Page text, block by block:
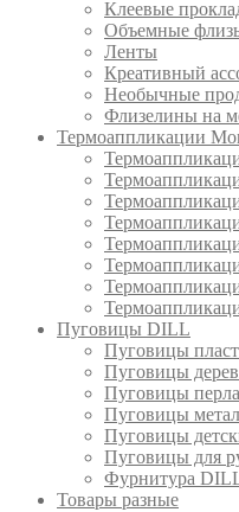
Клеевые
Объемные
Ленты
Креативный
Необычные
Флизелины на
Термоаппликации
Пуговицы DILL
Пуговицы
Пуговицы
Пуговицы
Пуговицы
Пуговицы
Пуговицы для
Фурнитура
Товары разные